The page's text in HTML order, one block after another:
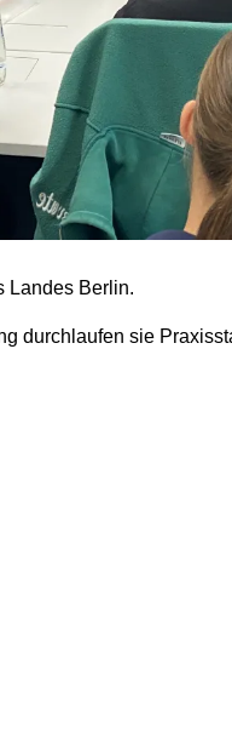
Landes Berlin.
durchlaufen sie